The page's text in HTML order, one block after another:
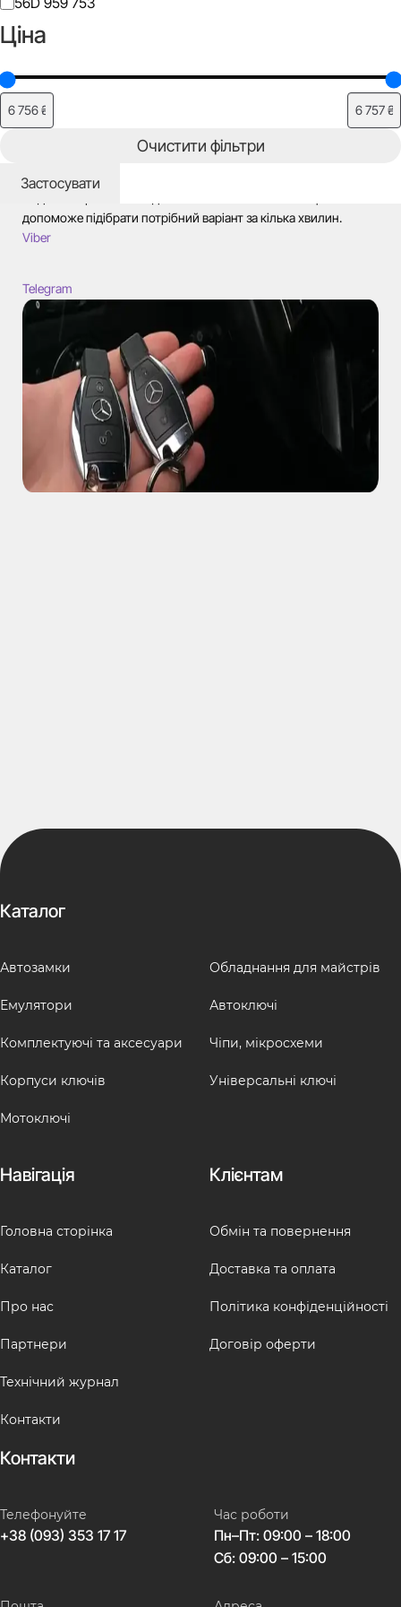
(FCC
ID)
Ціна
Очистити фільтри
Застосувати
допоможе підібрати потрібний варіант за кілька хвилин.
Viber
Telegram
Каталог
Автозамки
Емулятори
Комплектуючі та аксесуари
Корпуси ключів
Мотоключі
Обладнання для майстрів
Автоключі
Чіпи, мікросхеми
Універсальні ключі
Навігація
Головна сторінка
Каталог
Про нас
Партнери
Технічний журнал
Контакти
Клієнтам
Обмін та повернення
Доставка та оплата
Політика конфіденційності
Договір оферти
Контакти
Телефонуйте
+38 (093) 353 17 17
Час роботи
Пн–Пт: 09:00 – 18:00
Сб: 09:00 – 15:00